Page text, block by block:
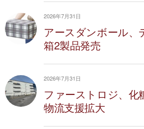
2026年7月31日
アースダンボール、
箱2製品発売
2026年7月31日
ファーストロジ、化
物流支援拡大